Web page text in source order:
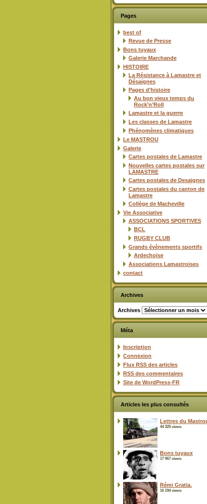
Pages
best of
Revue de Presse
Bons tuyaux
Galerie Marchande
HISTOIRE
La Résistance à Lamastre et
Désaignes
Pages d’histoire
Au bon vieux temps du
Rock’n’Roll
Lamastre et la guerre
Les classes de Lamastre
Phénomènes climatiques
Le MASTROU
Galerie
Cartes postales de Lamastre
Nouvelles cartes postales sur
LAMASTRE
Cartes postales de Desaignes
Cartes postales du canton de
Lamastre
Collège de Macheville
Vie Associative
ASSOCIATIONS SPORTIVES
BCL
RUGBY CLUB
Grands évènements sportifs
Ardechoise
Associations Lamastroises
contact
Archives
Archives
Méta
Inscription
Connexion
Flux RSS des articles
RSS des commentaires
Site de WordPress-FR
Articles les plus consultés
Lettres du
44 325 views
Bons tuyaux
17 967 views
Rémi Gratia.
16 194 views